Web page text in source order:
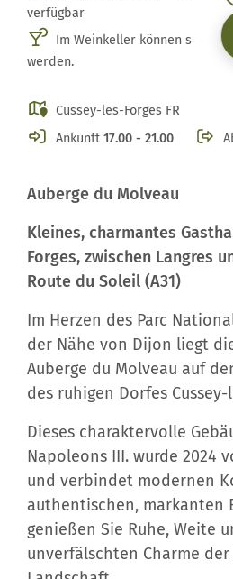
Auberge du Molveau
Kleines, charmantes
Forges, zwischen Langres
Route du Soleil (A31)
Im Herzen des Parc
der Nähe von Dijon liegt
Auberge du Molveau auf
des ruhigen Dorfes Cussey-
Dieses charaktervolle
Napoleons III. wurde 2024
und verbindet modernen
authentischen, markanten
genießen Sie Ruhe, Weite
unverfälschten Charme
verfügbar
Im Weinkeller können
werden.
Cussey-les-Forges FR
Ankunft 17.00 - 21.00